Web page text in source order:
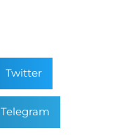
Twitter
Telegram